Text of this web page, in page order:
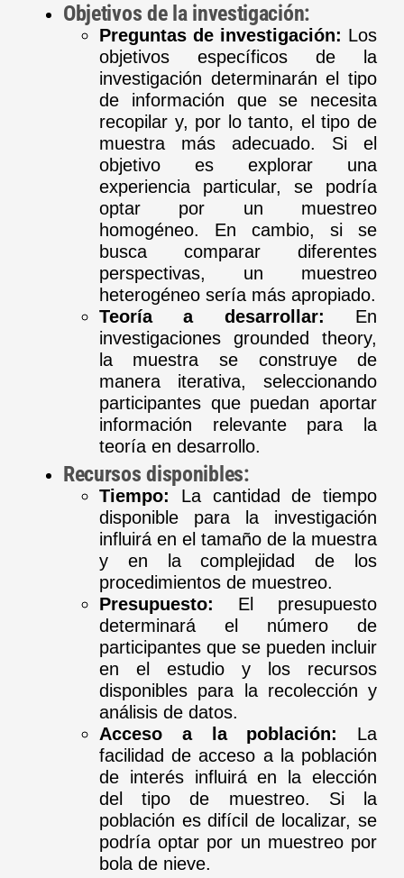
Objetivos de la investigación:
Preguntas de investigación: Los
objetivos específicos de la
investigación determinarán el tipo
de información que se necesita
recopilar y, por lo tanto, el tipo de
muestra más adecuado. Si el
objetivo es explorar una
experiencia particular, se podría
optar por un muestreo
homogéneo. En cambio, si se
busca comparar diferentes
perspectivas, un muestreo
heterogéneo sería más apropiado.
Teoría a desarrollar: En
investigaciones grounded theory,
la muestra se construye de
manera iterativa, seleccionando
participantes que puedan aportar
información relevante para la
teoría en desarrollo.
Recursos disponibles:
Tiempo: La cantidad de tiempo
disponible para la investigación
influirá en el tamaño de la muestra
y en la complejidad de los
procedimientos de muestreo.
Presupuesto: El presupuesto
determinará el número de
participantes que se pueden incluir
en el estudio y los recursos
disponibles para la recolección y
análisis de datos.
Acceso a la población:
La
facilidad de acceso a la población
de interés influirá en la elección
del tipo de muestreo. Si la
población es difícil de localizar, se
podría optar por un muestreo por
bola de nieve.